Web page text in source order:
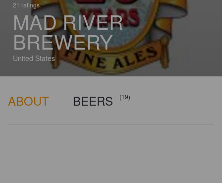
21 ratings
MAD RIVER
BREWERY
United States
ABOUT BEERS (19)